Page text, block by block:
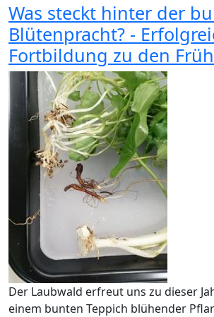
Was steckt hinter der
Blütenpracht? -
Fortbildung zu den
Der Laubwald erfreut uns zu dieser
einem bunten Teppich blühender